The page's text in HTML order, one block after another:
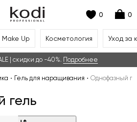
0 0
Make Up Косметология Уход за
| скидки до -40%. Подробнее
Гель для наращивания Однофазный
гель